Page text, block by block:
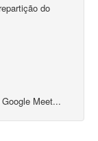
do
Meet...